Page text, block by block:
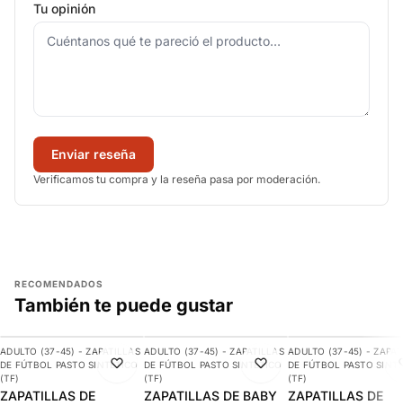
Tu opinión
Enviar reseña
Verificamos tu compra y la reseña pasa por moderación.
RECOMENDADOS
También te puede gustar
-10%
AGREGAR
ADULTO (37-45) - ZAPATILLAS
DE FÚTBOL PASTO SINTÉTICO
(TF)
ZAPATILLAS DE
-17%
AGREGAR
ADULTO (37-45) - ZAPATILLAS
DE FÚTBOL PASTO SINTÉTICO
(TF)
ZAPATILLAS DE BABY
-10%
ADULTO (37-45) -
DE FÚTBOL PASTO
(TF)
ZAPATILLAS DE